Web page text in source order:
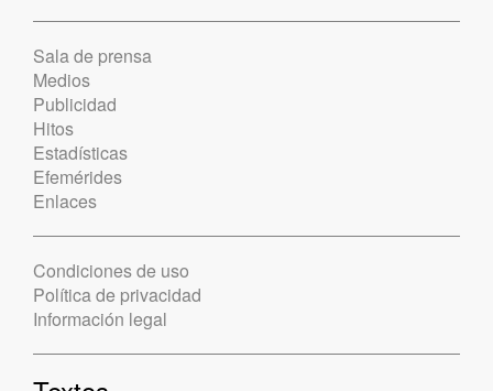
Sala de prensa
Medios
Publicidad
Hitos
Estadísticas
Efemérides
Enlaces
Condiciones de uso
Política de privacidad
Información legal